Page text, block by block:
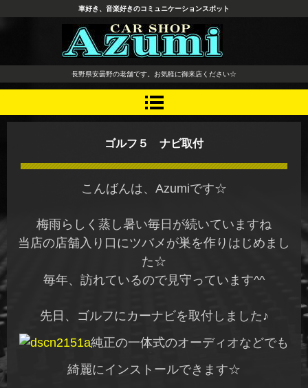
長野県 安曇野市 タイヤ ホ
イール デッドニング カーオ
ーディオ レカロシート
車好き、音楽好きのコミュニケーションスポット
長野県安曇野の老舗です。お気軽に御来店ください☆
ゴルフ５ ナビ取付
こんばんは、Azumiです☆
梅雨らしく蒸し暑い毎日が続いていますね
当店の店舗入り口にツバメが巣を作りはじめまし
た☆
毎年、訪れているので見守っています^^
先日、ゴルフにカーナビを取付しました♪
純正の一体式のオーディオなどでも
綺麗にインストールできます☆